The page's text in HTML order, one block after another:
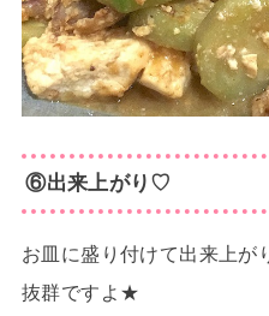
⑥出来上がり♡
お皿に盛り付けて出来上
抜群ですよ★